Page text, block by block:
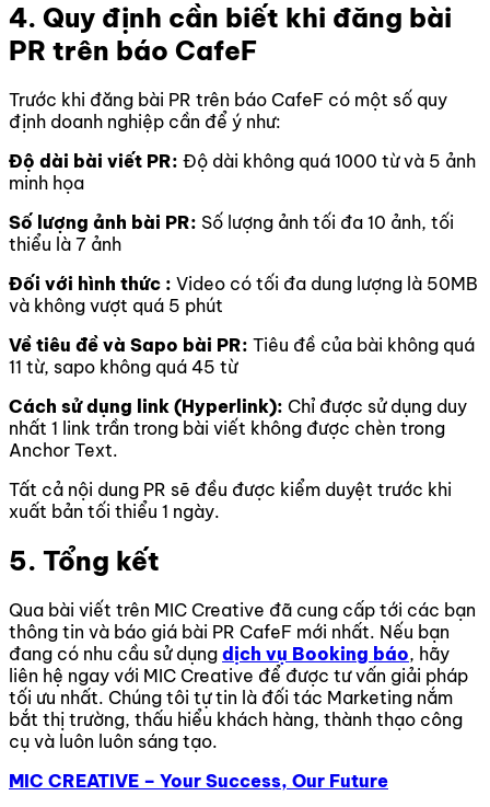
4. Quy định cần biết khi đăng bài
PR trên báo CafeF
Trước khi đăng bài PR trên báo CafeF có một số quy
định doanh nghiệp cần để ý như:
Độ dài bài viết PR: Độ dài không quá 1000 từ và 5 ảnh
minh họa
Số lượng ảnh bài PR: Số lượng ảnh tối đa 10 ảnh, tối
thiểu là 7 ảnh
Đối với hình thức : Video có tối đa dung lượng là 50MB
và không vượt quá 5 phút
Về tiêu đề và Sapo bài PR: Tiêu đề của bài không quá
11 từ, sapo không quá 45 từ
Cách sử dụng link (Hyperlink): Chỉ được sử dụng duy
nhất 1 link trần trong bài viết không được chèn trong
Anchor Text.
Tất cả nội dung PR sẽ đều được kiểm duyệt trước khi
xuất bản tối thiểu 1 ngày.
5. Tổng kết
Qua bài viết trên MIC Creative đã cung cấp tới các bạn
thông tin và báo giá bài PR CafeF mới nhất. Nếu bạn
đang có nhu cầu sử dụng dịch vụ Booking báo, hãy
liên hệ ngay với MIC Creative để được tư vấn giải pháp
tối ưu nhất. Chúng tôi tự tin là đối tác Marketing nắm
bắt thị trường, thấu hiểu khách hàng, thành thạo công
cụ và luôn luôn sáng tạo.
MIC CREATIVE – Your Success, Our Future